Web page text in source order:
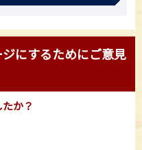
にするためにご意見
か？